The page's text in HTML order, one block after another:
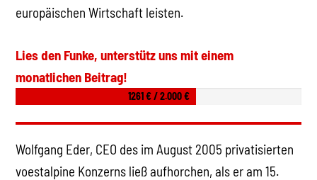
europäischen Wirtschaft leisten.
Lies den Funke, unterstütz uns mit einem
monatlichen Beitrag!
1261 € / 2.000 €
Wolfgang Eder, CEO des im August 2005 privatisierten
voestalpine Konzerns ließ aufhorchen, als er am 15.